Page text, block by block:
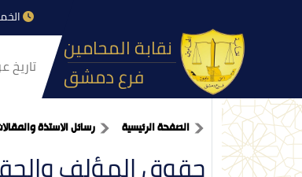
الخميس, 6 آب, 2026
تاريخ
نقابة المحامين
فرع دمشق
الصفحة الرئيسية رسائل الاستذة
حقوق المؤلف